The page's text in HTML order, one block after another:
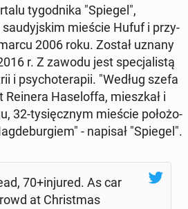
ty­go­dni­ka "Spiegel",
sau­dyj­skim mieście Hufuf i przy­
2006 roku. Został uznany
r. Z zawodu jest spe­cja­li­stą
i psy­cho­te­ra­pii. "Według szefa
Ha­se­lof­fa, miesz­kał i
32-ty­sięcz­nym mieście po­ło­żo­
- napisał "Spiegel".
70+injured. As car
at Chri­st­mas